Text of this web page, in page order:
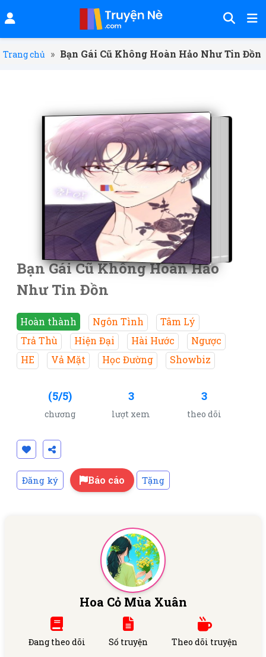
Trang chủ » Bạn Gái Cũ Không Hoàn Hảo Như Tin Đồn
Bạn Gái Cũ Không Hoàn Hảo
Như Tin Đồn
Hoàn thành Ngôn Tình
Tâm Lý
Trả Thù
Hiện Đại Hài Hước
Ngược
HE
Vả Mặt Học Đường Showbiz
(5/5)
chương
3
lượt xem
3
theo dõi
Đăng ký Báo cáo Tặng
Hoa Cỏ Mùa Xuân
Đang theo dõi
Số truyện
Theo dõi truyện